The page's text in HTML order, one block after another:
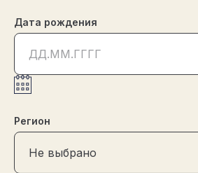
Дата рождения
Регион